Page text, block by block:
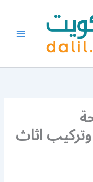
فك وتركيب اثاث